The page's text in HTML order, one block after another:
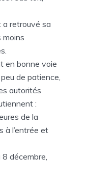
retrouvé sa
moins
en bonne voie
de patience,
autorités
:
de la
à l’entrée et
décembre,